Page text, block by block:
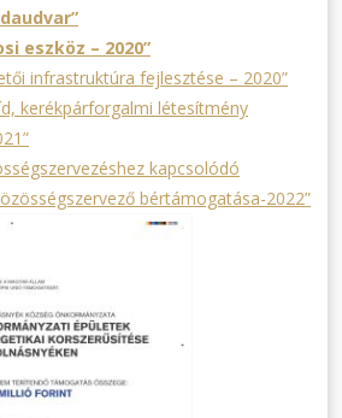
eszköz – 2020”
infrastruktúra fejlesztése – 2020”
kerékpárforgalmi létesítmény
kapcsolódó
bértámogatása-2022”